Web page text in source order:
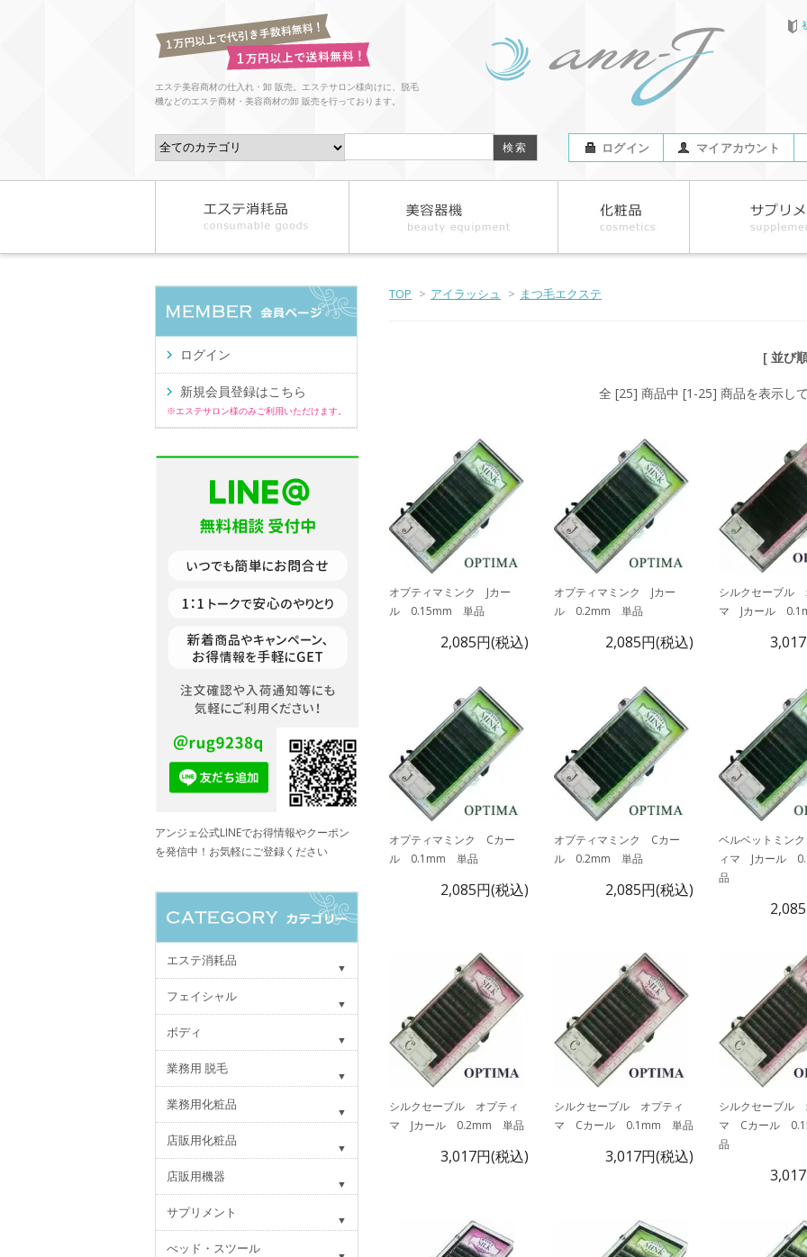
エステ美容商材の仕入れ・卸 販売。エステサロン様向けに、脱毛
機などのエステ商材・美容商材の卸 販売を行っております。
ログイン マイアカウント
TOP > アイラッシュ > まつ毛エクステ
[ 並び
全 [25] 商品中 [1-25] 商品を表示し
オプティマミンク Jカー
ル 0.15mm 単品
2,085円(税込)
オプティマミンク Jカー
ル 0.2mm 単品
2,085円(税込)
シルクセーブル
マ Jカール
オプティマミンク Cカー
ル 0.1mm 単品
2,085円(税込)
オプティマミンク Cカー
ル 0.2mm 単品
2,085円(税込)
ベルベットミン
ィマ Jカール
品
シルクセーブル オプティ
マ Jカール 0.2mm 単品
3,017円(税込)
シルクセーブル オプティ
マ Cカール 0.1mm 単品
3,017円(税込)
シルクセーブル
マ Cカール
品
ログイン
新規会員登録はこちら
※エステサロン様のみご利用いただけます。
アンジェ公式LINEでお得情報やクーポン
を発信中！お気軽にご登録ください
エステ消耗品
フェイシャル
ボディ
業務用 脱毛
業務用化粧品
店販用化粧品
店販用機器
サプリメント
べッド・スツール